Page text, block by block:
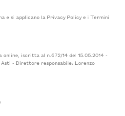
e si applicano la Privacy Policye i Termini
iscritta al n.672/14 del 15.05.2014 -
- Direttore responsabile: Lorenzo